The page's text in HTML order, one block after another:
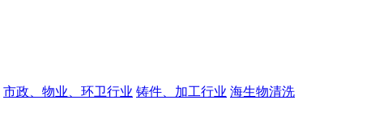
市政、物业、环卫行业 铸件、加工行业 海生物清洗